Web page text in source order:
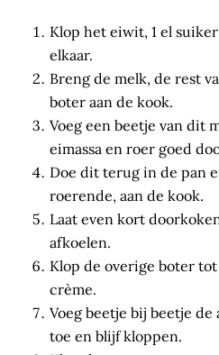
Klop het eiwit, 1 el
elkaar.
Breng de melk, de rest
boter aan de kook.
Voeg een beetje van dit
eimassa en roer goed
Doe dit terug in de pan
roerende, aan de kook.
Laat even kort
afkoelen.
Klop de overige boter
crème.
Voeg beetje bij beetje
toe en blijf kloppen.